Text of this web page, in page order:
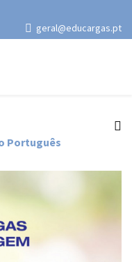
geral@educargas.pt
Português